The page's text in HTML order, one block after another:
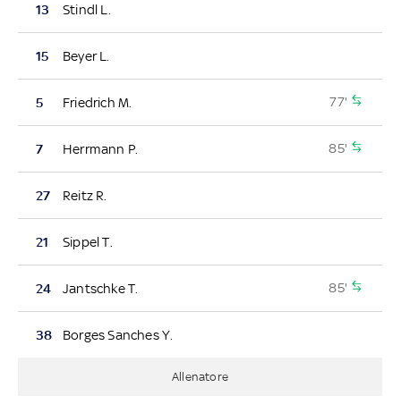
13 Stindl L.
15 Beyer L.
5 Friedrich M. 77'
7 Herrmann P. 85'
27 Reitz R.
21 Sippel T.
24 Jantschke T. 85'
38 Borges Sanches Y.
Allenatore